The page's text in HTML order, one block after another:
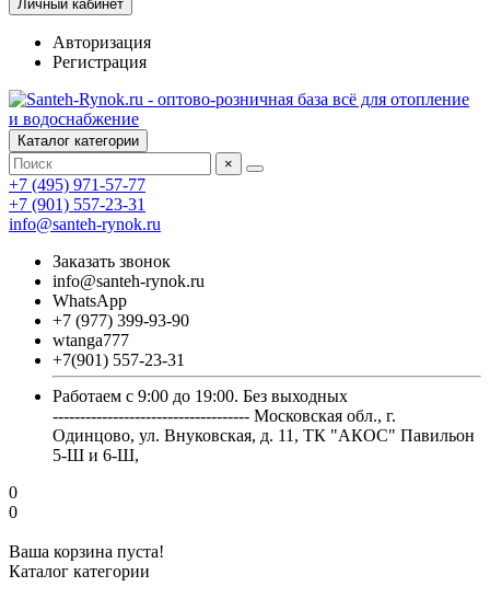
Личный кабинет
Авторизация
Регистрация
Каталог категории
×
+7 (495) 971-57-77
+7 (901) 557-23-31
info@santeh-rynok.ru
Заказать звонок
info@santeh-rynok.ru
WhatsApp
+7 (977) 399-93-90
wtanga777
+7(901) 557-23-31
Работаем с 9:00 до 19:00. Без выходных
------------------------------------ Московская обл., г.
Одинцово, ул. Внуковская, д. 11, ТК "АКОС" Павильон
5-Ш и 6-Ш,
0
0
Ваша корзина пуста!
Каталог категории